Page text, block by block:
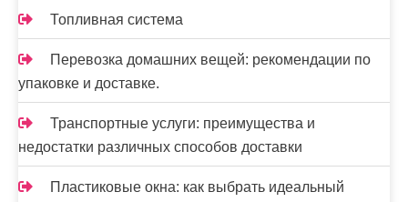
Топливная система
Перевозка домашних вещей: рекомендации по
упаковке и доставке.
Транспортные услуги: преимущества и
недостатки различных способов доставки
Пластиковые окна: как выбрать идеальный